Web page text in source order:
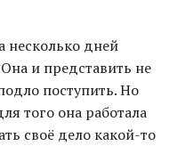
несколько дней
и представить не
поступить. Но
того она работала
своё дело какой-то